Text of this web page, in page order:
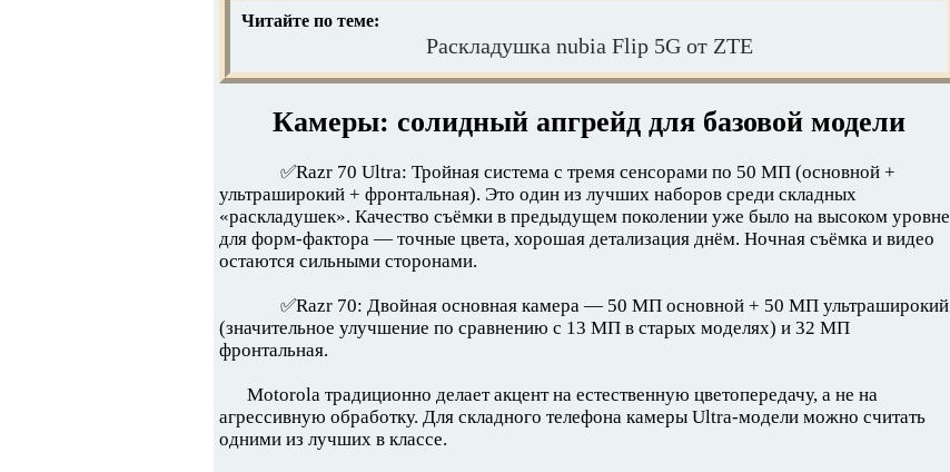
Читайте по теме:
Раскладушка nubia Flip 5G от ZTE
Камеры: солидный апгрейд для базовой модели
✅Razr 70 Ultra: Тройная система с тремя сенсорами по 50 МП (основной +
ультраширокий + фронтальная). Это один из лучших наборов среди складных
«раскладушек». Качество съёмки в предыдущем поколении уже было на высоком уровне
для форм-фактора — точные цвета, хорошая детализация днём. Ночная съёмка и видео
остаются сильными сторонами.
✅Razr 70: Двойная основная камера — 50 МП основной + 50 МП ультраширокий
(значительное улучшение по сравнению с 13 МП в старых моделях) и 32 МП
фронтальная.
Motorola традиционно делает акцент на естественную цветопередачу, а не на
агрессивную обработку. Для складного телефона камеры Ultra-модели можно считать
одними из лучших в классе.